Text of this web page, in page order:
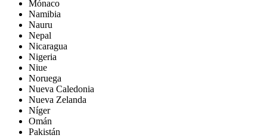
Mónaco
Namibia
Nauru
Nepal
Nicaragua
Nigeria
Niue
Noruega
Nueva Caledonia
Nueva Zelanda
Níger
Omán
Pakistán